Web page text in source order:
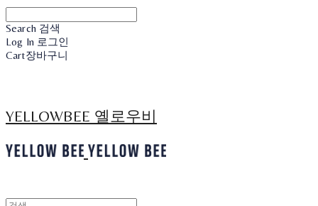
Search 검색
Log In 로그인
Cart장바구니
YELLOWBEE 옐로우비